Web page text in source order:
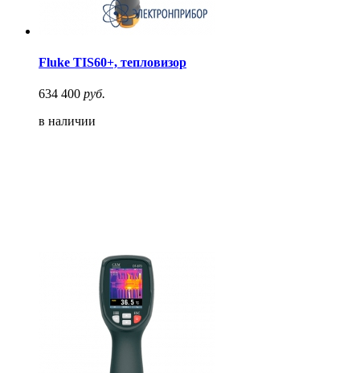
Fluke TIS60+, тепловизор
634 400 руб.
в наличии